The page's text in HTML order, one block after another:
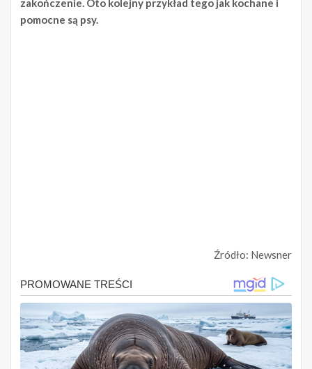
zakończenie. Oto kolejny przykład tego jak kochane i
pomocne są psy.
Źródło: Newsner